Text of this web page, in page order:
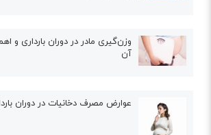
وزن‌گیری مادر در دوران بارداری و
آن
عوارض مصرف دخانیات در دوران